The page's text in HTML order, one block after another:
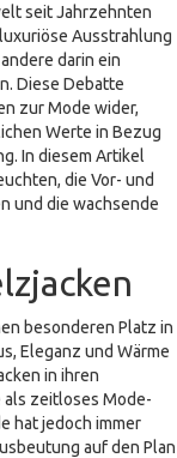
seit Jahrzehnten
Ausstrahlung
darin ein
Diese Debatte
zur Mode wider,
Werte in Bezug
In diesem Artikel
die Vor- und
und die wachsende
besonderen Platz in
Eleganz und Wärme
in ihren
zeitloses Mode-
hat jedoch immer
auf den Plan